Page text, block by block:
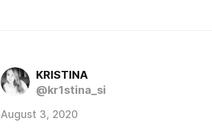
KRISTINA
@kr1stina_si
August 3, 2020